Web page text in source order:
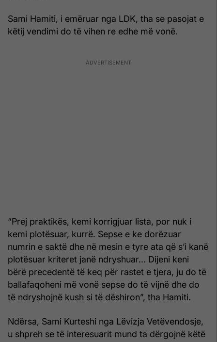
Sami Hamiti, i emëruar nga LDK, tha se pasojat e
këtij vendimi do të vihen re edhe më vonë.
“Prej praktikës, kemi korrigjuar lista, por nuk i
kemi plotësuar, kurrë. Sepse e ke dorëzuar
numrin e saktë dhe në mesin e tyre ata që s’i kanë
plotësuar kriteret janë ndryshuar... Dijeni keni
bërë precedentë të keq për rastet e tjera, ju do të
ballafaqoheni më vonë sepse do të vijnë dhe do
të ndryshojnë kush si të dëshiron”, tha Hamiti.
Ndërsa, Sami Kurteshi nga Lëvizja Vetëvendosje,
u shpreh se të interesuarit mund ta dërgojnë këtë